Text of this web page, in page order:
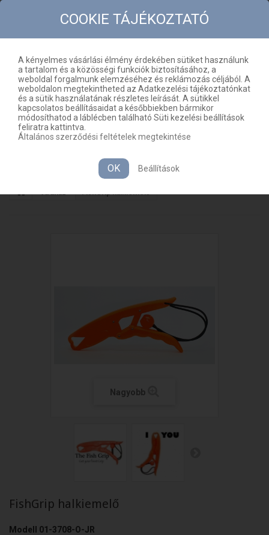
KAPCSOLAT OLDALTÉRKÉP
KOSÁR (ÜRES)
HU
Áruház FishGrip halkiemelő
Nagyobb
FishGrip halkiemelő
Modell
01-3708-O-JR
COOKIE TÁJÉKOZTATÓ
A kényelmes vásárlási élmény érdekében sütiket használunk
a tartalom és a közösségi funkciók biztosításához, a
weboldal forgalmunk elemzéséhez és reklámozás céljából. A
weboldalon megtekintheted az Adatkezelési tájékoztatónkat
és a sütik használatának részletes leírását. A sütikkel
kapcsolatos beállításaidat a későbbiekben bármikor
módosíthatod a láblécben található Süti kezelési beállítások
feliratra kattintva.
Általános szerződési feltételek megtekintése
OK Beállítások